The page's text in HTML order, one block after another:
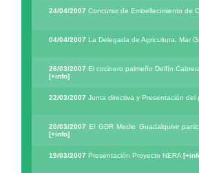
24/04/2007 Concurso de Embellecimiento de
04/04/2007 La Delegada de Agricultura, Mar
26/03/2007 El cocinero palmeño Delfín
[+info]
22/03/2007 Junta directiva y Presentación del
20/03/2007 El GDR Medio Guadalquivir
[+info]
19/03/2007 Presentación Proyecto NERA